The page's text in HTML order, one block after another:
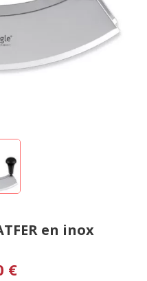
en inox
€